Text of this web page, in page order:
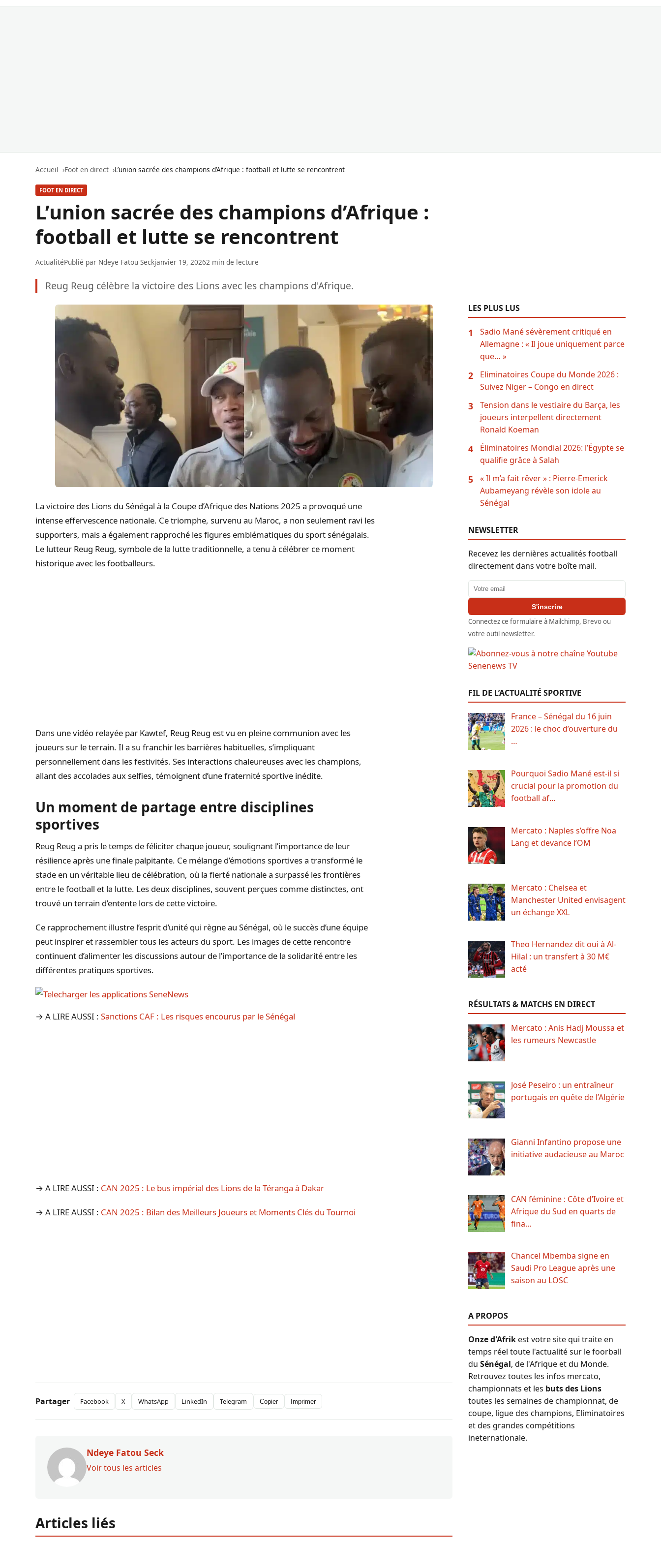
Accueil Foot en direct L’union sacrée des champions d’Afrique : football et lutte se rencontrent
FOOT EN DIRECT
L’union sacrée des champions d’Afrique :
football et lutte se rencontrent
ActualitéPublié par Ndeye Fatou Seckjanvier 19, 20262 min de lecture
Reug Reug célèbre la victoire des Lions avec les champions d'Afrique.
La victoire des Lions du Sénégal à la Coupe d’Afrique des Nations 2025 a provoqué une
intense effervescence nationale. Ce triomphe, survenu au Maroc, a non seulement ravi les
supporters, mais a également rapproché les figures emblématiques du sport sénégalais.
Le lutteur Reug Reug, symbole de la lutte traditionnelle, a tenu à célébrer ce moment
historique avec les footballeurs.
Dans une vidéo relayée par Kawtef, Reug Reug est vu en pleine communion avec les
joueurs sur le terrain. Il a su franchir les barrières habituelles, s’impliquant
personnellement dans les festivités. Ses interactions chaleureuses avec les champions,
allant des accolades aux selfies, témoignent d’une fraternité sportive inédite.
Un moment de partage entre disciplines
sportives
Reug Reug a pris le temps de féliciter chaque joueur, soulignant l’importance de leur
résilience après une finale palpitante. Ce mélange d’émotions sportives a transformé le
stade en un véritable lieu de célébration, où la fierté nationale a surpassé les frontières
entre le football et la lutte. Les deux disciplines, souvent perçues comme distinctes, ont
trouvé un terrain d’entente lors de cette victoire.
Ce rapprochement illustre l’esprit d’unité qui règne au Sénégal, où le succès d’une équipe
peut inspirer et rassembler tous les acteurs du sport. Les images de cette rencontre
continuent d’alimenter les discussions autour de l’importance de la solidarité entre les
différentes pratiques sportives.
→ A LIRE AUSSI : Sanctions CAF : Les risques encourus par le Sénégal
→ A LIRE AUSSI : CAN 2025 : Le bus impérial des Lions de la Téranga à Dakar
→ A LIRE AUSSI : CAN 2025 : Bilan des Meilleurs Joueurs et Moments Clés du Tournoi
Partager Facebook X WhatsApp LinkedIn Telegram Copier Imprimer
Ndeye Fatou Seck
Voir tous les articles
Articles liés
LES PLUS LUS
1
Sadio Mané sévèrement critiqué en
Allemagne : « Il joue uniquement parce
que… »
2
Eliminatoires Coupe du Monde 2026 :
Suivez Niger – Congo en direct
3
Tension dans le vestiaire du Barça, les
joueurs interpellent directement
Ronald Koeman
4
Éliminatoires Mondial 2026: l’Égypte se
qualifie grâce à Salah
5
« Il m’a fait rêver » : Pierre-Emerick
Aubameyang révèle son idole au
Sénégal
NEWSLETTER
Recevez les dernières actualités football
directement dans votre boîte mail.
Adresse email
S'inscrire
Connectez ce formulaire à Mailchimp, Brevo ou
votre outil newsletter.
FIL DE L’ACTUALITÉ SPORTIVE
France – Sénégal du 16 juin
2026 : le choc d’ouverture du
…
Pourquoi Sadio Mané est-il si
crucial pour la promotion du
football af…
Mercato : Naples s’offre Noa
Lang et devance l’OM
Mercato : Chelsea et
Manchester United envisagent
un échange XXL
Theo Hernandez dit oui à Al-
Hilal : un transfert à 30 M€
acté
RÉSULTATS & MATCHS EN DIRECT
Mercato : Anis Hadj Moussa et
les rumeurs Newcastle
José Peseiro : un entraîneur
portugais en quête de l’Algérie
Gianni Infantino propose une
initiative audacieuse au Maroc
CAN féminine : Côte d’Ivoire et
Afrique du Sud en quarts de
fina…
Chancel Mbemba signe en
Saudi Pro League après une
saison au LOSC
A PROPOS
Onze d'Afrikest votre site qui traite en
temps réel toute l'actualité sur le foorball
du Sénégal, de l'Afrique et du Monde.
Retrouvez toutes les infos mercato,
championnats et les buts des Lions
toutes les semaines de championnat, de
coupe, ligue des champions, Eliminatoires
et des grandes compétitions
ineternationale.